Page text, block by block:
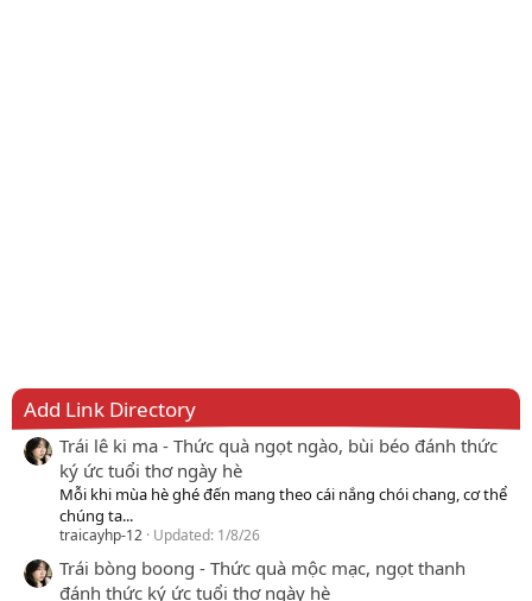
Add Link Directory
Trái lê ki ma - Thức quà ngọt ngào, bùi béo đánh thức
ký ức tuổi thơ ngày hè
Mỗi khi mùa hè ghé đến mang theo cái nắng chói chang, cơ thể
chúng ta...
traicayhp-12 Updated: 1/8/26
Trái bòng boong - Thức quà mộc mạc, ngọt thanh
đánh thức ký ức tuổi thơ ngày hè